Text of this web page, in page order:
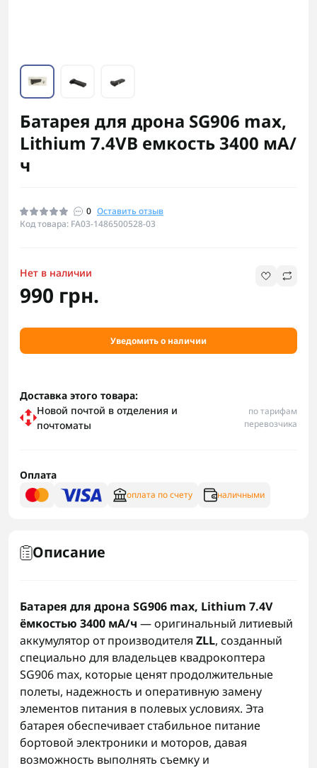
Батарея для дрона SG906 max,
Lithium 7.4VВ емкость 3400 мА/
ч
0 Оставить отзыв
Код товара: FA03-1486500528-03
Нет в наличии
990 грн.
Уведомить о наличии
Доставка этого товара:
Новой почтой в отделения и
почтоматы
по тарифам
перевозчика
Оплата
оплата по счету наличными
Описание
Батарея для дрона SG906 max, Lithium 7.4V
ёмкостью 3400 мА/ч — оригинальный литиевый
аккумулятор от производителя ZLL, созданный
специально для владельцев квадрокоптера
SG906 max, которые ценят продолжительные
полеты, надежность и оперативную замену
элементов питания в полевых условиях. Эта
батарея обеспечивает стабильное питание
бортовой электроники и моторов, давая
возможность выполнять съемку и